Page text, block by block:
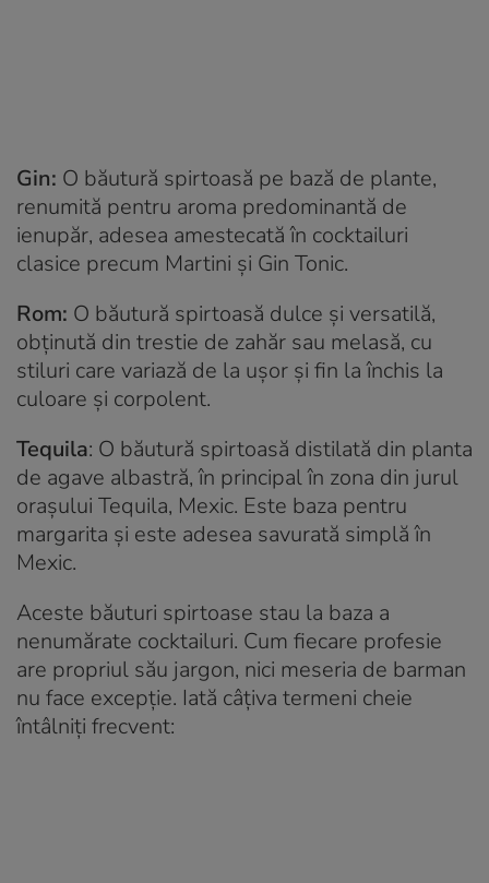
Gin: O băutură spirtoasă pe bază de plante,
renumită pentru aroma predominantă de
ienupăr, adesea amestecată în cocktailuri
clasice precum Martini și Gin Tonic.
Rom: O băutură spirtoasă dulce și versatilă,
obținută din trestie de zahăr sau melasă, cu
stiluri care variază de la ușor și fin la închis la
culoare și corpolent.
Tequila: O băutură spirtoasă distilată din planta
de agave albastră, în principal în zona din jurul
orașului Tequila, Mexic. Este baza pentru
margarita și este adesea savurată simplă în
Mexic.
Aceste băuturi spirtoase stau la baza a
nenumărate cocktailuri. Cum fiecare profesie
are propriul său jargon, nici meseria de barman
nu face excepție. Iată câțiva termeni cheie
întâlniţi frecvent: